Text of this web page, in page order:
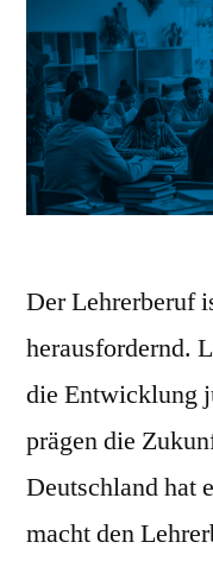
Der Lehrerberuf
herausfordernd.
die Entwicklung
prägen die
Deutschland hat
macht den